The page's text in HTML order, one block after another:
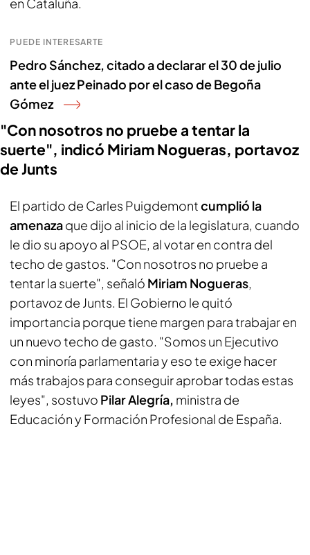
PUEDE INTERESARTE
Pedro Sánchez, citado a declarar el 30 de julio
ante el juez Peinado por el caso de Begoña
Gómez
"Con nosotros no pruebe a tentar la
suerte", indicó Miriam Nogueras, portavoz
de Junts
El partido de Carles Puigdemontcumplió la
amenazaque dijo al inicio de la legislatura, cuando
le dio su apoyo al PSOE, al votar en contra del
techo de gastos. "Con nosotros no pruebe a
tentar la suerte", señaló Miriam Nogueras,
portavoz de Junts. El Gobierno le quitó
importancia porque tiene margen para trabajar en
un nuevo techo de gasto. "Somos un Ejecutivo
con minoría parlamentaria y eso te exige hacer
más trabajos para conseguir aprobar todas estas
leyes", sostuvo Pilar Alegría, ministra de
Educación y Formación Profesional de España.